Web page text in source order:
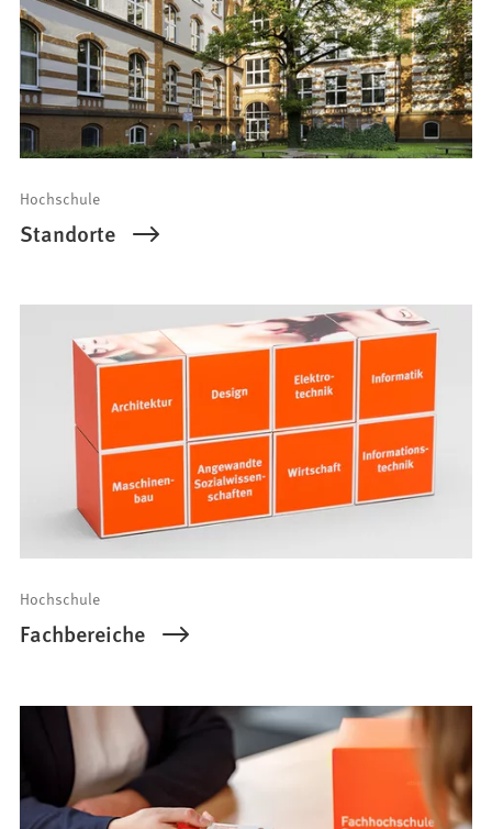
Hochschule
Standorte
Hochschule
Fachbereiche